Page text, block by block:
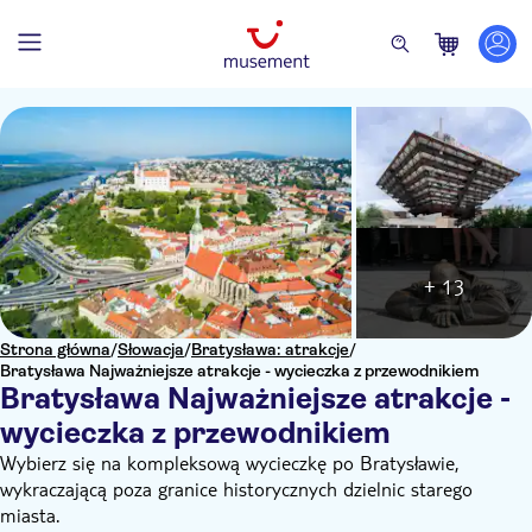
Strona główna/Słowacja/Bratysława: atrakcje/
Bratysława Najważniejsze atrakcje - wycieczka z przewodnikiem
Bratysława Najważniejsze atrakcje -
wycieczka z przewodnikiem
+ 13
Wybierz się na kompleksową wycieczkę po Bratysławie,
wykraczającą poza granice historycznych dzielnic starego
miasta.